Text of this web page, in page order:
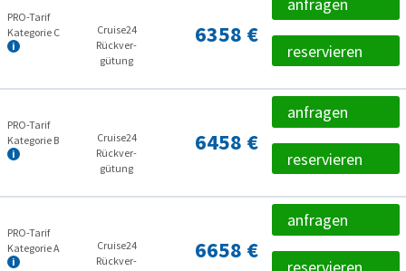
PRO-Tarif
Kategorie C
Cruise24
Rückver­
gütung
6358 €
reservieren
PRO-Tarif
Kategorie B
Cruise24
Rückver­
gütung
6458 €
anfragen
reservieren
PRO-Tarif
Kategorie A
Cruise24
Rückver­
6658 €
anfragen
reservieren